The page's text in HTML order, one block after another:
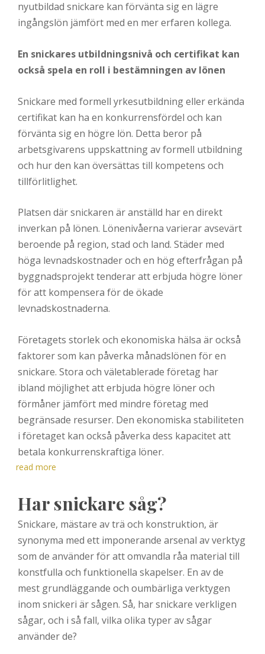
nyutbildad snickare kan förvänta sig en lägre
ingångslön jämfört med en mer erfaren kollega.
En snickares utbildningsnivå och certifikat kan
också spela en roll i bestämningen av lönen
Snickare med formell yrkesutbildning eller erkända
certifikat kan ha en konkurrensfördel och kan
förvänta sig en högre lön. Detta beror på
arbetsgivarens uppskattning av formell utbildning
och hur den kan översättas till kompetens och
tillförlitlighet.
Platsen där snickaren är anställd har en direkt
inverkan på lönen. Lönenivåerna varierar avsevärt
beroende på region, stad och land. Städer med
höga levnadskostnader och en hög efterfrågan på
byggnadsprojekt tenderar att erbjuda högre löner
för att kompensera för de ökade
levnadskostnaderna.
Företagets storlek och ekonomiska hälsa är också
faktorer som kan påverka månadslönen för en
snickare. Stora och väletablerade företag har
ibland möjlighet att erbjuda högre löner och
förmåner jämfört med mindre företag med
begränsade resurser. Den ekonomiska stabiliteten
i företaget kan också påverka dess kapacitet att
betala konkurrenskraftiga löner.
read more
Har snickare såg?
Snickare, mästare av trä och konstruktion, är
synonyma med ett imponerande arsenal av verktyg
som de använder för att omvandla råa material till
konstfulla och funktionella skapelser. En av de
mest grundläggande och oumbärliga verktygen
inom snickeri är sågen. Så, har snickare verkligen
sågar, och i så fall, vilka olika typer av sågar
använder de?